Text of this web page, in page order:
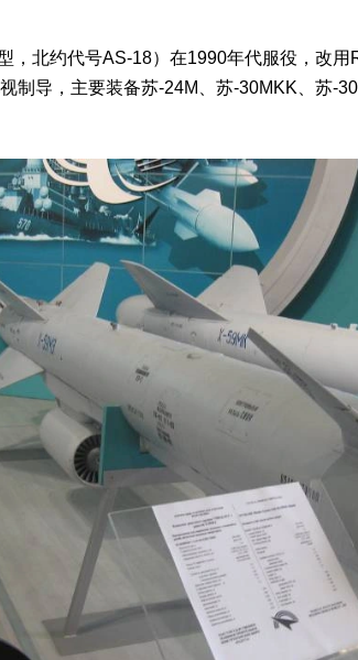
，北约代号AS-18）在1990年代服役，改用
制导，主要装备苏-24M、苏-30MKK、苏-